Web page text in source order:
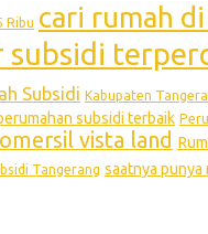
Ribu cari rumah
subsidi
Subsidi Kabupaten
subsidi terbaik
vista land
Tangerang saatnya punya